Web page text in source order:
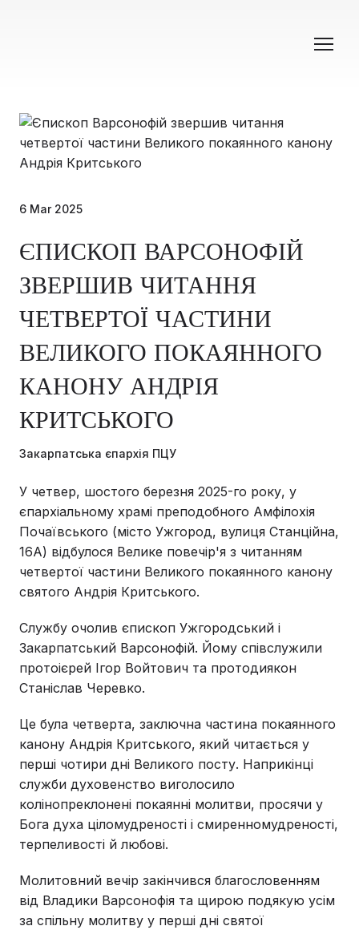
6 Mar 2025
ЄПИСКОП ВАРСОНОФІЙ
ЗВЕРШИВ ЧИТАННЯ
ЧЕТВЕРТОЇ ЧАСТИНИ
ВЕЛИКОГО ПОКАЯННОГО
КАНОНУ АНДРІЯ
КРИТСЬКОГО
Закарпатська єпархія ПЦУ
У четвер, шостого березня 2025-го року, у
єпархіальному храмі преподобного Амфілохія
Почаївського (місто Ужгород, вулиця Станційна,
16А) відбулося Велике повечір'я з читанням
четвертої частини Великого покаянного канону
святого Андрія Критського.
Службу очолив єпископ Ужгородський і
Закарпатський Варсонофій. Йому співслужили
протоієрей Ігор Войтович та протодиякон
Станіслав Черевко.
Це була четверта, заключна частина покаянного
канону Андрія Критського, який читається у
перші чотири дні Великого посту. Наприкінці
служби духовенство виголосило
колінопреклонені покаянні молитви, просячи у
Бога духа ціломудреності і смиренномудреності,
терпеливості й любові.
Молитовний вечір закінчився благословенням
від Владики Варсонофія та щирою подякую усім
за спільну молитву у перші дні святої